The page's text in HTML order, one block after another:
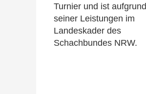
Turnier und ist aufgrund
seiner Leistungen im
Landeskader des
Schachbundes NRW.